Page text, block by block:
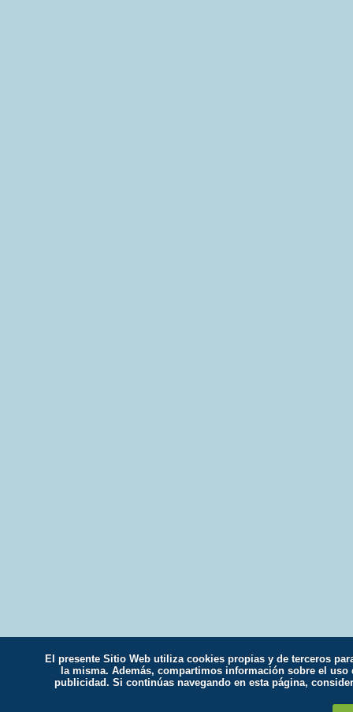
El presente Sitio Web utiliza cookies propias y de terceros
la misma. Además, compartimos información sobre el
publicidad. Si continúas navegando en esta página,